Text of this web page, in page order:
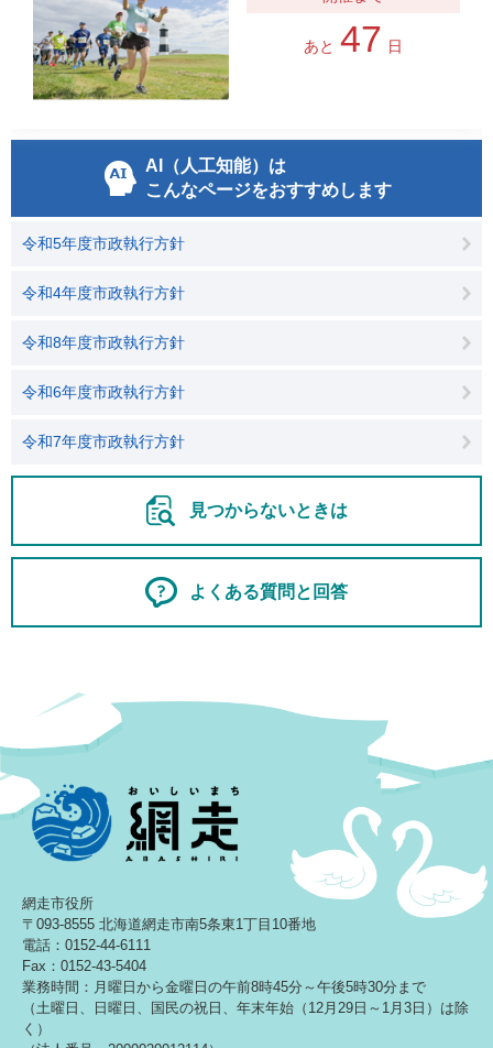
あと 47 日
AI（人工知能）は
こんなページをおすすめします
令和5年度市政執行方針
令和4年度市政執行方針
令和8年度市政執行方針
令和6年度市政執行方針
令和7年度市政執行方針
見つからないときは
よくある質問と回答
網走市役所
〒093-8555 北海道網走市南5条東1丁目10番地
電話：0152-44-6111
Fax：0152-43-5404
業務時間：月曜日から金曜日の午前8時45分～午後5時30分まで
（土曜日、日曜日、国民の祝日、年末年始（12月29日～1月3日）は除
く）